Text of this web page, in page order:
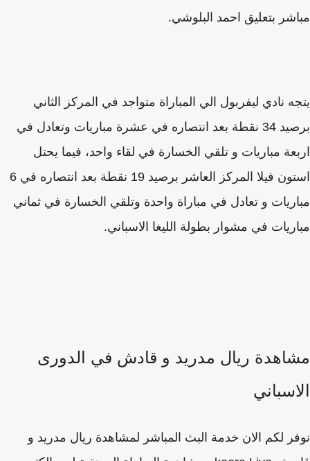
بتعليق احمد البلوشي.
نادي ليفربول الي المباراة متواجد في المركز الثاني
برصيد 34 نقطة بعد انتصاره في عشرة مباريات وتعادل في
مباريات و تلقي الخسارة في لقاء واحد، فيما يحتل
استون فيلا المركز العاشر برصيد 19 نقطة بعد انتصاره في 6
و تعادل في مباراة واحدة وتلقي الخسارة في ثماني
في مشوار بطولة الليغا الاسباني.
ريال مدريد و قادش في الدورى
لكم الان خدمة البث المباشر لمشاهدة ريال مدريد و